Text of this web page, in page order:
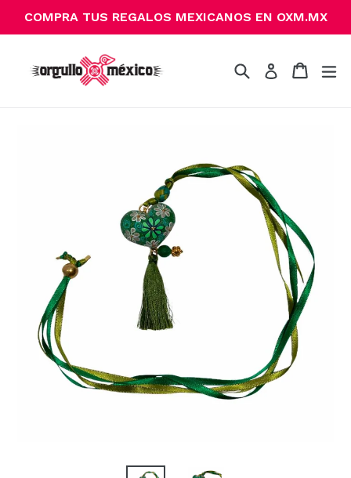
contenido
COMPRA TUS REGALOS MEXICANOS EN OXM.MX
BuscarIngresarCarrito
Carrito